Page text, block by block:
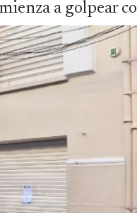
a golpear